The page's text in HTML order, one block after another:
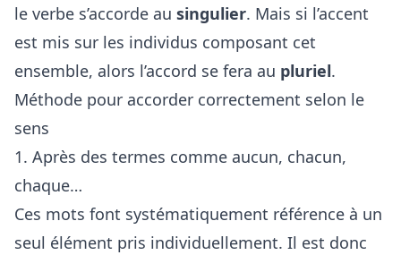
le verbe s’accorde au singulier. Mais si l’accent
est mis sur les individus composant cet
ensemble, alors l’accord se fera au pluriel.
Méthode pour accorder correctement selon le
sens
1. Après des termes comme aucun, chacun,
chaque…
Ces mots font systématiquement référence à un
seul élément pris individuellement. Il est donc